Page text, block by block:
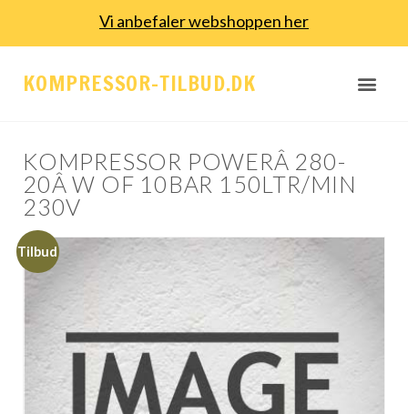
Vi anbefaler webshoppen her
KOMPRESSOR-TILBUD.DK
KOMPRESSOR POWERÂ 280-
20Â W OF 10BAR 150LTR/MIN
230V
Tilbud